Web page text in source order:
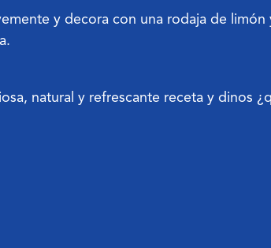
y decora con una rodaja de limón
natural y refrescante receta y dinos